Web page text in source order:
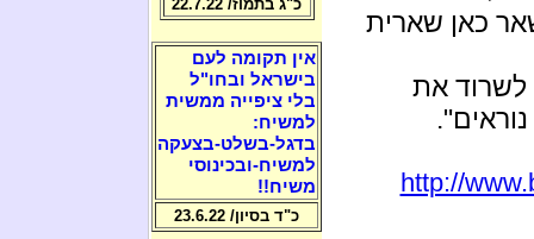
כאן שארית
לשרוד את
http://
כ"ג בתמוז/ 22.7.22
אין תקומה לעם
בישראל ובחו"ל
בלי ציפייה ממשית
למשיח:
בדגל-בשלט-בצעקה
למשיח-ובכינוסי
משיח!!
כ"ד בסיון/ 23.6.22